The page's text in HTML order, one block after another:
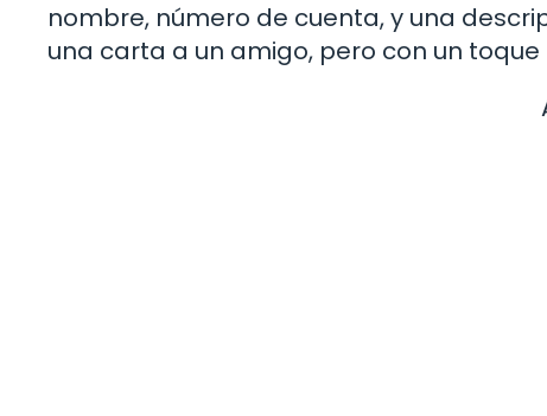
nombre, número de cuenta, y una
una carta a un amigo, pero con un